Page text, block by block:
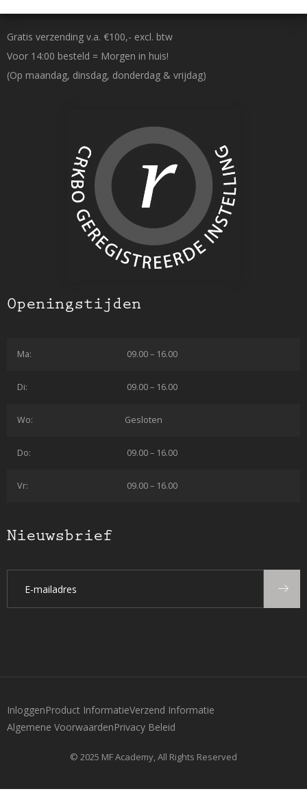
Gratis verzending v.a. €100,- excl. btw
Voor 14:00 besteld = Morgen in huis!
(Op maandag, dinsdag, donderdag & vrijdag)
Openingstijden
Ma: 09.00 – 16.00
Di: 09.00 – 16.00
Wo: Gesloten
Do: 09.00 – 16.00
Vr: 09.00 – 16.00
Nieuwsbrief
InloggenProduct InformatieVerzend Informatie
Algemene VoorwaardenPrivacy Beleid
© 2025 MF Academy, All Rights Reserved